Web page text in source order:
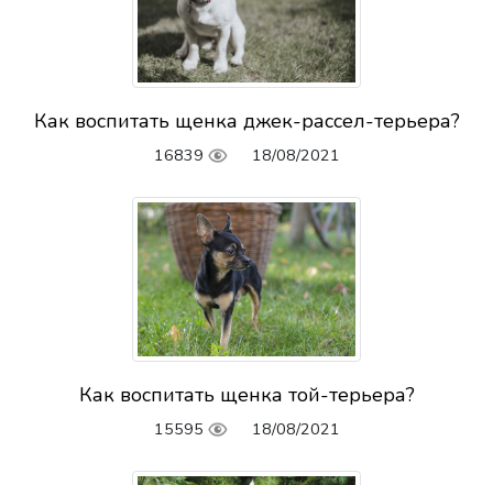
Как воспитать щенка джек-рассел-терьера?
16839 18/08/2021
Как воспитать щенка той-терьера?
15595 18/08/2021